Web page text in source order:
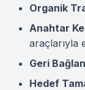
Organik
Anahtar
araçlarıyla
Geri
Hedef